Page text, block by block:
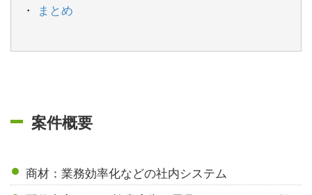
まとめ
案件概要
商材：業務効率化などの社内システム